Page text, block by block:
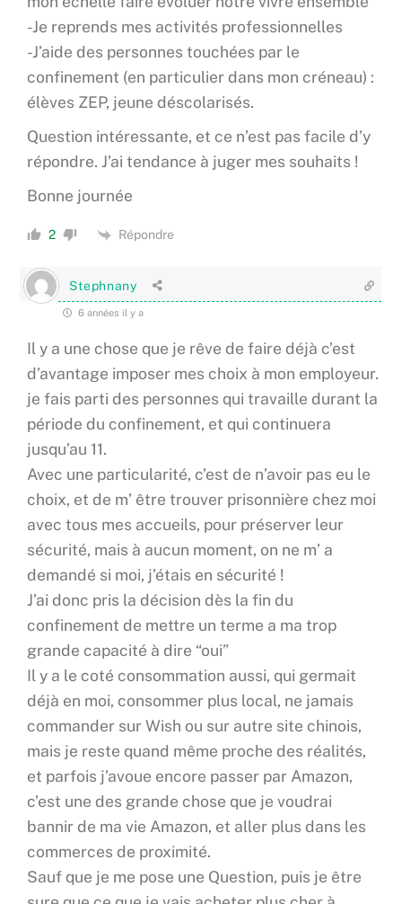
-Je reprends mes activités professionnelles
-J’aide des personnes touchées par le
confinement (en particulier dans mon créneau) :
élèves ZEP, jeune déscolarisés.
Question intéressante, et ce n’est pas facile d’y
répondre. J’ai tendance à juger mes souhaits !
Bonne journée
2 Répondre
Stephnany
6 années il y a
Il y a une chose que je rêve de faire déjà c’est
d’avantage imposer mes choix à mon employeur.
je fais parti des personnes qui travaille durant la
période du confinement, et qui continuera
jusqu’au 11.
Avec une particularité, c’est de n’avoir pas eu le
choix, et de m’ être trouver prisonnière chez moi
avec tous mes accueils, pour préserver leur
sécurité, mais à aucun moment, on ne m’ a
demandé si moi, j’étais en sécurité !
J’ai donc pris la décision dès la fin du
confinement de mettre un terme a ma trop
grande capacité à dire “oui”
Il y a le coté consommation aussi, qui germait
déjà en moi, consommer plus local, ne jamais
commander sur Wish ou sur autre site chinois,
mais je reste quand même proche des réalités,
et parfois j’avoue encore passer par Amazon,
c’est une des grande chose que je voudrai
bannir de ma vie Amazon, et aller plus dans les
commerces de proximité.
Sauf que je me pose une Question, puis je être